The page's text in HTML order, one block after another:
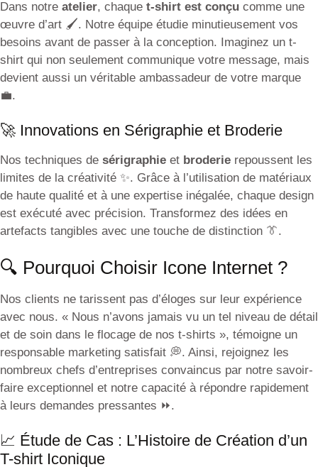
Dans notre atelier, chaque t-shirt est conçu comme une
œuvre d’art 🖌️. Notre équipe étudie minutieusement vos
besoins avant de passer à la conception. Imaginez un t-
shirt qui non seulement communique votre message, mais
devient aussi un véritable ambassadeur de votre marque
💼.
🚀 Innovations en Sérigraphie et Broderie
Nos techniques de sérigraphie et broderie repoussent les
limites de la créativité ✨. Grâce à l’utilisation de matériaux
de haute qualité et à une expertise inégalée, chaque design
est exécuté avec précision. Transformez des idées en
artefacts tangibles avec une touche de distinction 👔.
🔍 Pourquoi Choisir Icone Internet ?
Nos clients ne tarissent pas d’éloges sur leur expérience
avec nous. « Nous n’avons jamais vu un tel niveau de détail
et de soin dans le flocage de nos t-shirts », témoigne un
responsable marketing satisfait 💭. Ainsi, rejoignez les
nombreux chefs d’entreprises convaincus par notre savoir-
faire exceptionnel et notre capacité à répondre rapidement
à leurs demandes pressantes ⏩.
📈 Étude de Cas : L’Histoire de Création d’un
T-shirt Iconique